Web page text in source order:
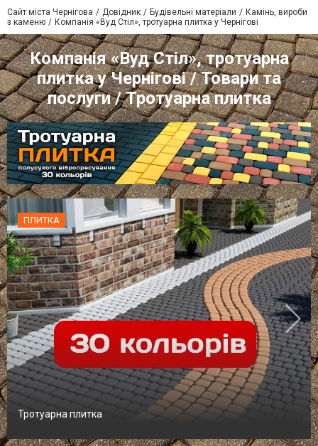
Сайт міста Чернігова Довідник Будівельні матеріали
Камінь, вироби
з каменю
Компанія «Вуд Стіл», тротуарна плитка у Чернігові
Компанія «Вуд Стіл», тротуарна
плитка у Чернігові / Товари та
послуги / Тротуарна плитка
ПЛИТКА
Тротуарна плитка